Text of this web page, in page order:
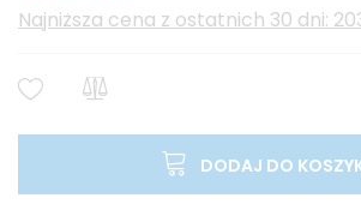
Najniższa cena z ostatnich 30 dni:
DODAJ DO